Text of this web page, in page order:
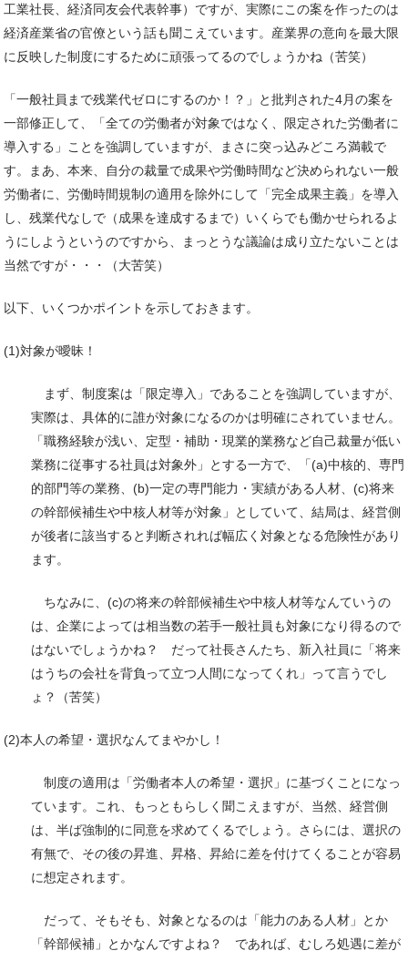
工業社長、経済同友会代表幹事）ですが、実際にこの案を作ったのは
経済産業省の官僚という話も聞こえています。産業界の意向を最大限
に反映した制度にするために頑張ってるのでしょうかね（苦笑）
「一般社員まで残業代ゼロにするのか！？」と批判された4月の案を
一部修正して、「全ての労働者が対象ではなく、限定された労働者に
導入する」ことを強調していますが、まさに突っ込みどころ満載で
す。まあ、本来、自分の裁量で成果や労働時間など決められない一般
労働者に、労働時間規制の適用を除外にして「完全成果主義」を導入
し、残業代なしで（成果を達成するまで）いくらでも働かせられるよ
うにしようというのですから、まっとうな議論は成り立たないことは
当然ですが・・・（大苦笑）
以下、いくつかポイントを示しておきます。
(1)対象が曖昧！
まず、制度案は「限定導入」であることを強調していますが、
実際は、具体的に誰が対象になるのかは明確にされていません。
「職務経験が浅い、定型・補助・現業的業務など自己裁量が低い
業務に従事する社員は対象外」とする一方で、「(a)中核的、専門
的部門等の業務、(b)一定の専門能力・実績がある人材、(c)将来
の幹部候補生や中核人材等が対象」としていて、結局は、経営側
が後者に該当すると判断されれば幅広く対象となる危険性があり
ます。
ちなみに、(c)の将来の幹部候補生や中核人材等なんていうの
は、企業によっては相当数の若手一般社員も対象になり得るので
はないでしょうかね？ だって社長さんたち、新入社員に「将来
はうちの会社を背負って立つ人間になってくれ」って言うでし
ょ？（苦笑）
(2)本人の希望・選択なんてまやかし！
制度の適用は「労働者本人の希望・選択」に基づくことになっ
ています。これ、もっともらしく聞こえますが、当然、経営側
は、半ば強制的に同意を求めてくるでしょう。さらには、選択の
有無で、その後の昇進、昇格、昇給に差を付けてくることが容易
に想定されます。
だって、そもそも、対象となるのは「能力のある人材」とか
「幹部候補」とかなんですよね？ であれば、むしろ処遇に差が